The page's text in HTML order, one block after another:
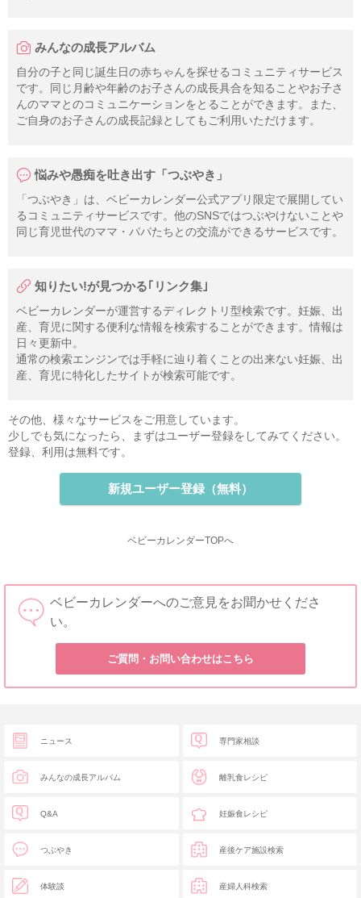
みんなの成長アルバム
自分の子と同じ誕生日の赤ちゃんを探せるコミュニティサービス
です。同じ月齢や年齢のお子さんの成長具合を知ることやお子さ
んのママとのコミュニケーションをとることができます。また、
ご自身のお子さんの成長記録としてもご利用いただけます。
悩みや愚痴を吐き出す「つぶやき」
「つぶやき」は、ベビーカレンダー公式アプリ限定で展開してい
るコミュニティサービスです。他のSNSではつぶやけないことや
同じ育児世代のママ・パパたちとの交流ができるサービスです。
知りたい!が見つかる｢リンク集｣
ベビーカレンダーが運営するディレクトリ型検索です。妊娠、出
産、育児に関する便利な情報を検索することができます。情報は
日々更新中。
通常の検索エンジンでは手軽に辿り着くことの出来ない妊娠、出
産、育児に特化したサイトが検索可能です。
その他、様々なサービスをご用意しています。
少しでも気になったら、まずはユーザー登録をしてみてください。
登録、利用は無料です。
新規ユーザー登録（無料）
ベビーカレンダーTOPへ
ベビーカレンダーへのご意見をお聞かせくださ
い。
ご質問・お問い合わせはこちら
ニュース
みんなの成長アルバム
Q&A
つぶやき
体験談
専門家相談
離乳食レシピ
妊娠食レシピ
産後ケア施設検索
産婦人科検索